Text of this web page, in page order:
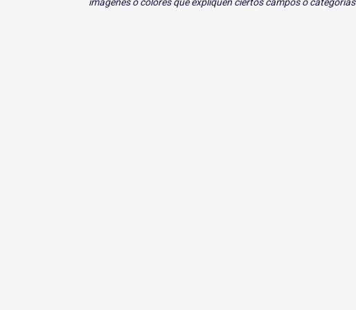
imágenes o colores que expliquen ciertos campos o categorías